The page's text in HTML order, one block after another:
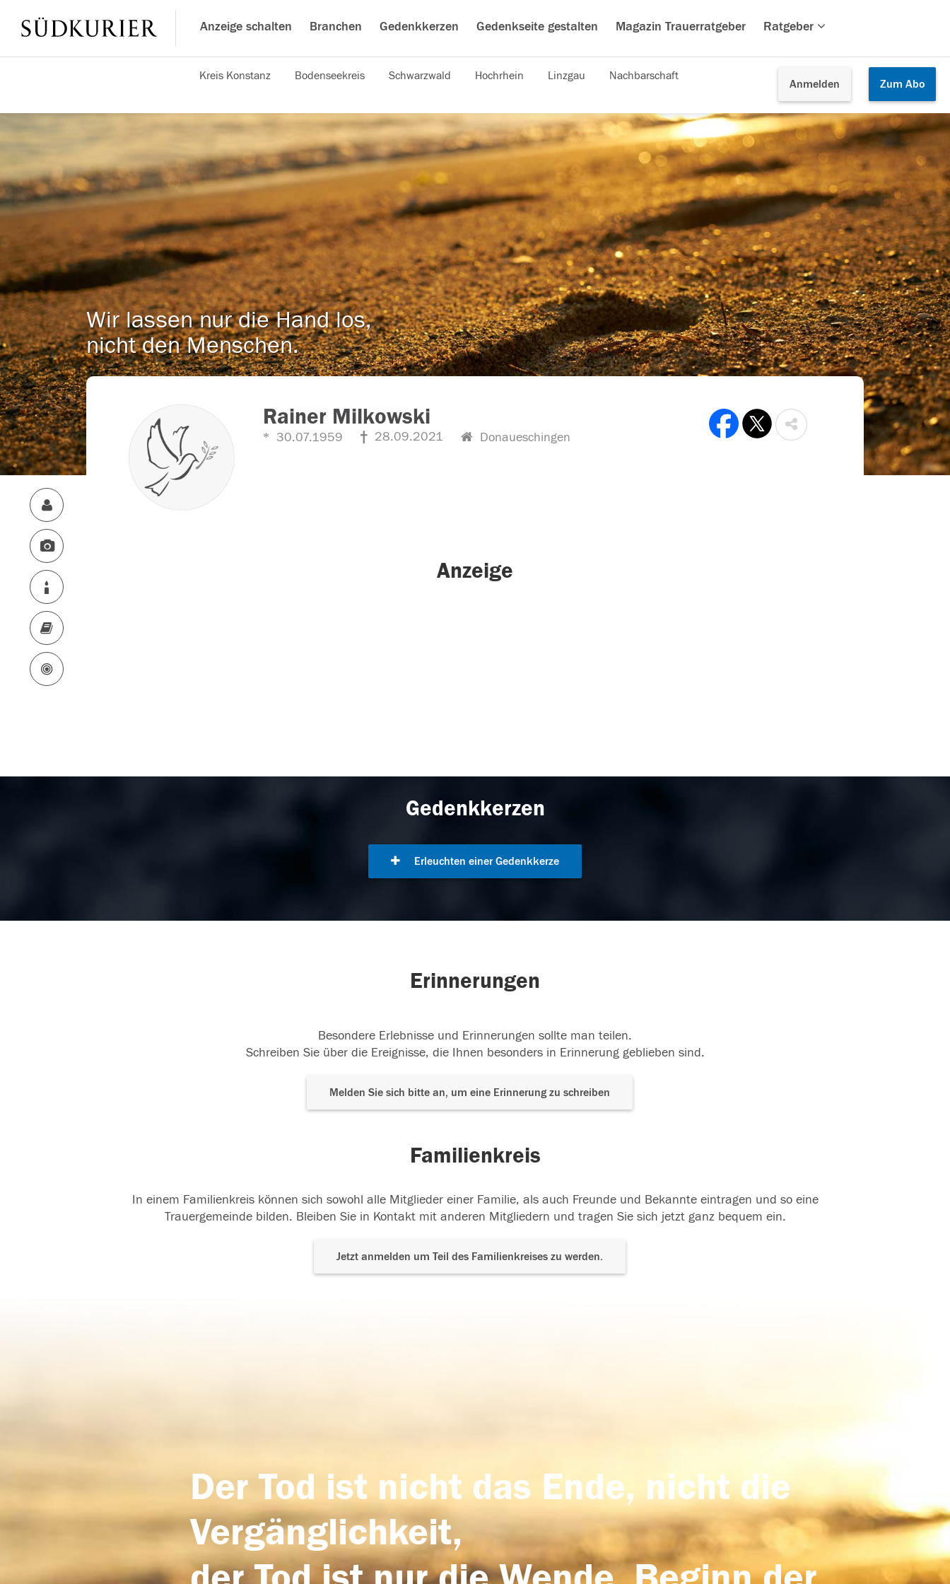
Anzeige schalten Branchen Gedenkkerzen Gedenkseite gestalten Magazin Trauerratgeber Ratgeber
Anmelden Zum Abo
Kreis Konstanz Bodenseekreis Schwarzwald Hochrhein Linzgau Nachbarschaft
Wir lassen nur die Hand los,
nicht den Menschen.
Rainer Milkowski
30.07.1959 28.09.2021 Donaueschingen
Anzeige
Gedenkkerzen
Erleuchten einer Gedenkkerze
Erinnerungen
Besondere Erlebnisse und Erinnerungen sollte man teilen.
Schreiben Sie über die Ereignisse, die Ihnen besonders in Erinnerung geblieben sind.
Melden Sie sich bitte an, um eine Erinnerung zu schreiben
Familienkreis
In einem Familienkreis können sich sowohl alle Mitglieder einer Familie, als auch Freunde und Bekannte eintragen und so eine
Trauergemeinde bilden. Bleiben Sie in Kontakt mit anderen Mitgliedern und tragen Sie sich jetzt ganz bequem ein.
Jetzt anmelden um Teil des Familienkreises zu werden.
Der Tod ist nicht das Ende, nicht die
Vergänglichkeit,